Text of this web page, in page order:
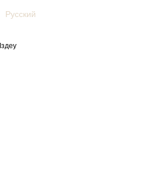
Русский